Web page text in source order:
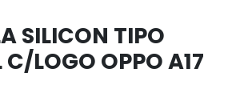
SILICON TIPO
LOGO OPPO A17